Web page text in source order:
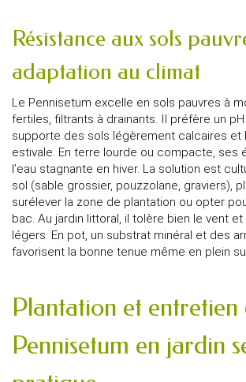
Résistance aux sols
adaptation au climat
Le Pennisetum excelle en sols pauvres à
fertiles, filtrants à drainants. Il préfère un pH
supporte des sols légèrement calcaires et
estivale. En terre lourde ou compacte, ses
l’eau stagnante en hiver. La solution est
sol (sable grossier, pouzzolane, graviers),
surélever la zone de plantation ou opter
bac. Au jardin littoral, il tolère bien le vent
légers. En pot, un substrat minéral et des
favorisent la bonne tenue même en plein
Plantation et entretien
Pennisetum en jardin